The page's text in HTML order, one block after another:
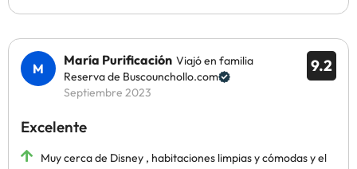
9.2
María Purificación Viajó en familia
Reserva de Buscounchollo.com
Septiembre 2023
Excelente
Muy cerca de Disney , habitaciones limpias y cómodas y el